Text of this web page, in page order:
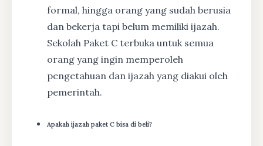
formal, hingga orang yang sudah berusia
dan bekerja tapi belum memiliki ijazah.
Sekolah Paket C terbuka untuk semua
orang yang ingin memperoleh
pengetahuan dan ijazah yang diakui oleh
pemerintah.
Apakah ijazah paket C bisa di beli?